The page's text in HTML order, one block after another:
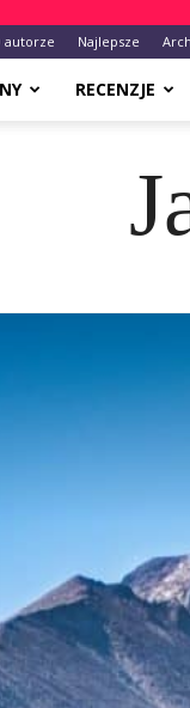
autorze Najlepsze
RECENZJE